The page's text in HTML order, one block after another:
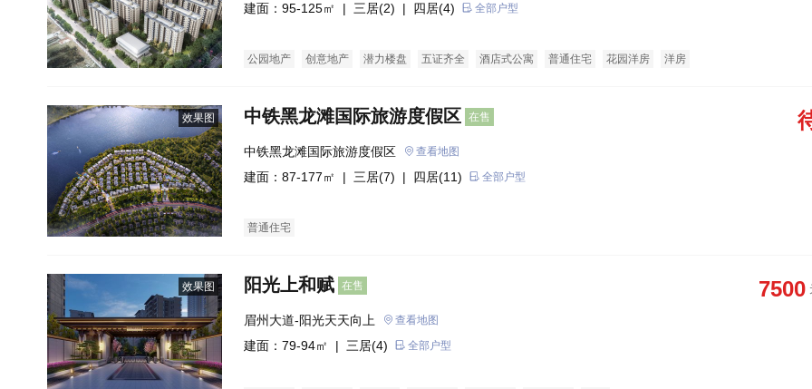
建面：95-125㎡ | 三居(2) | 四居(4) 全部户型
公园地产 创意地产 潜力楼盘 五证齐全 酒店式公寓 普通住宅 花园洋房 洋房
效果图 中铁黑龙滩国际旅游度假区 在售
中铁黑龙滩国际旅游度假区 查看地图
建面：87-177㎡ | 三居(7) | 四居(11) 全部户型
普通住宅
效果图 阳光上和赋 在售 7500
眉州大道-阳光天天向上 查看地图
建面：79-94㎡ | 三居(4) 全部户型